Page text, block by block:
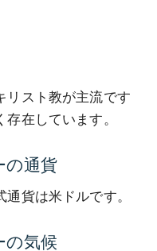
リスト教が主流です
在しています。
の通貨
貨は米ドルです。
の気候